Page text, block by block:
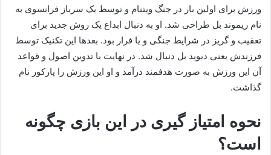
ورزش برای اولین بار در جنگ ویتنام و توسط یک سرباز فرانسوی به
نام ریموند بل طراحی شد. او به دنبال ابداع یک روش جدید برای
تعقیب و گریز در شرایط جنگی و یا فرار بود. بعدها این تکنیک توسط
فرزندش یعنی دیوید بل دنبال شد. در نهایت با تدوین اصول و قواعد
آن این ورزش به صورت هدفمند درآمد و او این ورزش را پارکور نام
گذاشت.
نحوه امتیاز گیری در این بازی چگونه
است؟